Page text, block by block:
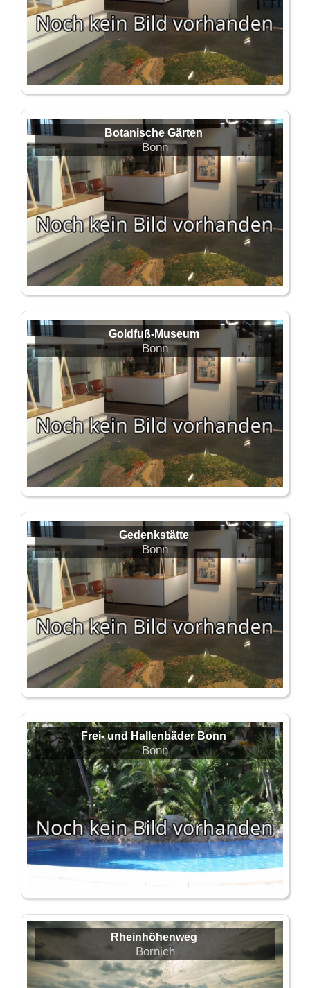
Botanische Gärten
Bonn
Goldfuß-Museum
Bonn
Gedenkstätte
Bonn
Frei- und Hallenbäder Bonn
Bonn
Rheinhöhenweg
Bornich